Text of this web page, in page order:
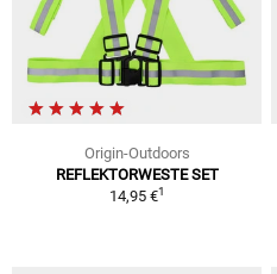
Origin-Outdoors
REFLEKTORWESTE SET
14,95 €1